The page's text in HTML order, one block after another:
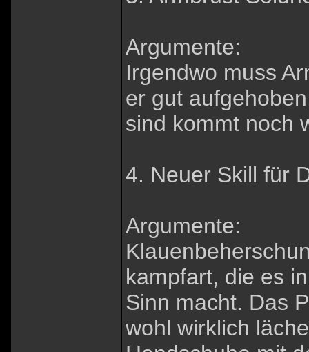
Argumente:
Irgendwo muss
er gut
sind kommt noch
4. Neuer Skill für
Argumente:
kampfart, die es
Sinn macht. Das
wohl wirklich